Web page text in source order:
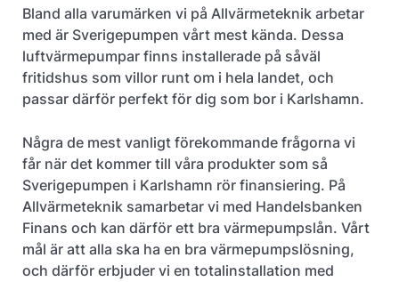
Bland alla varumärken vi på Allvärmeteknik arbetar
med är Sverigepumpen vårt mest kända. Dessa
luftvärmepumpar finns installerade på såväl
fritidshus som villor runt om i hela landet, och
passar därför perfekt för dig som bor i Karlshamn.
Några de mest vanligt förekommande frågorna vi
får när det kommer till våra produkter som så
Sverigepumpen i Karlshamn rör finansiering. På
Allvärmeteknik samarbetar vi med Handelsbanken
Finans och kan därför ett bra värmepumpslån. Vårt
mål är att alla ska ha en bra värmepumpslösning,
och därför erbjuder vi en totalinstallation med